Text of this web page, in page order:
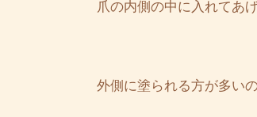
爪の内側の中に入れてあ
外側に塗られる方が多い